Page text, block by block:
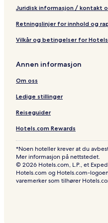
L
o
d
e
Juridisk informasjon / kontakt
Retningslinjer for innhold og
Vilkår og betingelser for
Annen informasjon
Om oss
Ledige stillinger
Reiseguider
Hotels.com Rewards
*Noen hoteller krever at du
Mer informasjon på nettstedet.
© 2026 Hotels.com, L.P., et
Hotels.com og Hotels.com-
varemerker som tilhører